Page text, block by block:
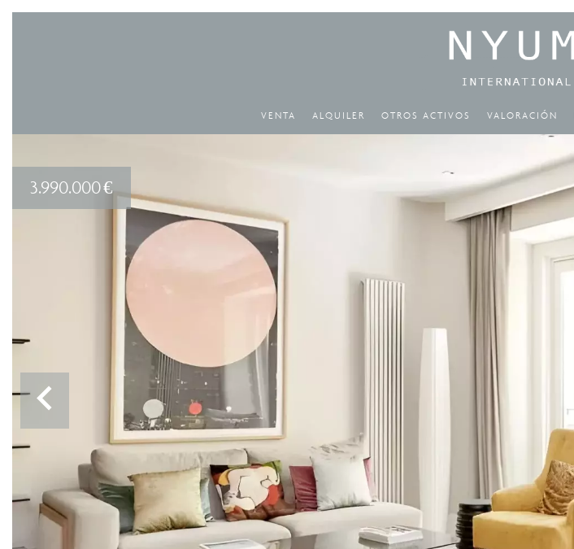
VENTA ALQUILER OTROS ACTIVOS VALORACIÓN
3.990.000 €